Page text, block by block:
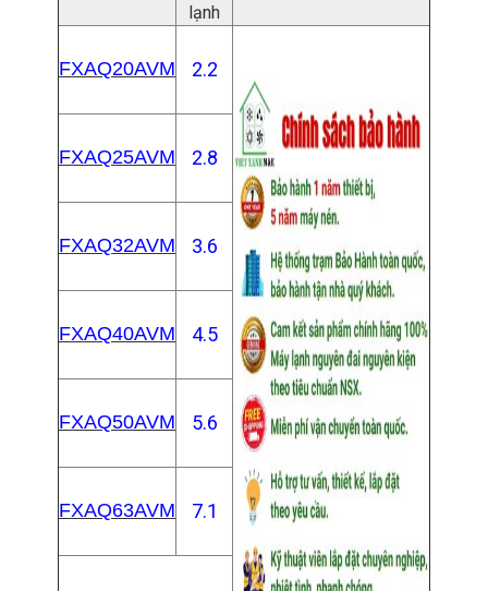
lạnh
FXAQ20AVM 2.2
FXAQ25AVM 2.8
FXAQ32AVM 3.6
FXAQ40AVM 4.5
FXAQ50AVM 5.6
FXAQ63AVM 7.1